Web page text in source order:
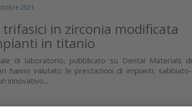
2021
in zirconia modificata
in titanio
di laboratorio, pubblicato su Dental Materials di
hanno valutato le prestazioni di impianti, sabbiato-
innovativo...